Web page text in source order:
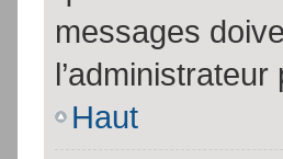
messages
Haut